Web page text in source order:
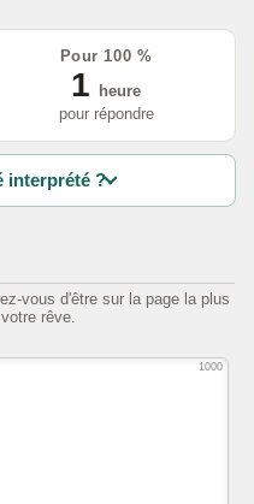
Pour 100 %
1
heure
pour répondre
interprété ?
vous d'être sur la page la plus
rêve.
1000